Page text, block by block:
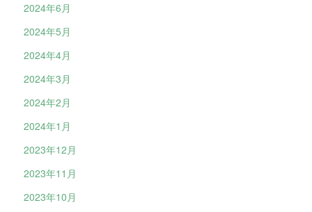
2024年6月
2024年5月
2024年4月
2024年3月
2024年2月
2024年1月
2023年12月
2023年11月
2023年10月